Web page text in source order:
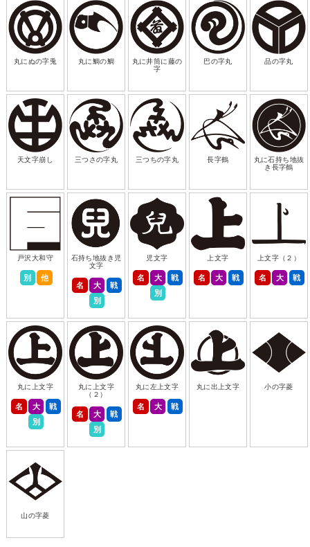
丸にぬの字兎 丸に鯛の鯛
丸に井筒に藤の
字
巴の字丸 品の字丸
天文字崩し 三つさの字丸 三つちの字丸 長字鶴
丸に石持ち地抜
き長字鶴
戸沢大和守
別 他
石持ち地抜き児
文字
名 大
戦
別
児文字
名 大
戦
別
上文字
名 大 戦
上文字（２）
名 大 戦
丸に上文字
名 大
戦
別
丸に上文字
（２）
名 大
戦
別
丸に左上文字
名 大 戦
丸に出上文字 小の字菱
山の字菱